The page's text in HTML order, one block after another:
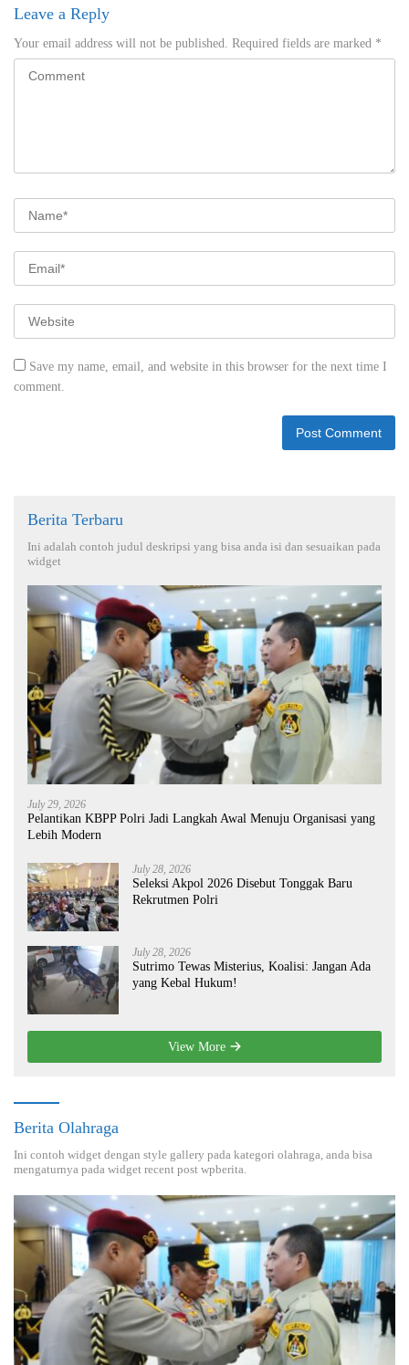
Leave a Reply
Your email address will not be published. Required fields are marked *
Save my name, email, and website in this browser for the next time I
comment.
Berita Terbaru
Ini adalah contoh judul deskripsi yang bisa anda isi dan sesuaikan pada
widget
July 29, 2026
Pelantikan KBPP Polri Jadi Langkah Awal Menuju Organisasi yang
Lebih Modern
July 28, 2026
Seleksi Akpol 2026 Disebut Tonggak Baru
Rekrutmen Polri
July 28, 2026
Sutrimo Tewas Misterius, Koalisi: Jangan Ada
yang Kebal Hukum!
View More
Berita Olahraga
Ini contoh widget dengan style gallery pada kategori olahraga, anda bisa
mengaturnya pada widget recent post wpberita.